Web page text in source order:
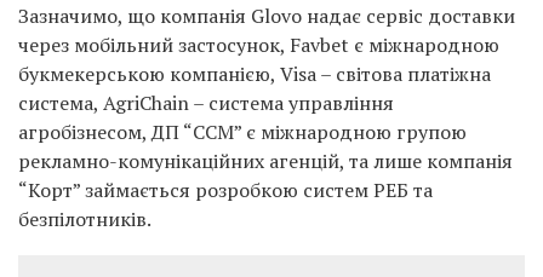
Зазначимо, що компанія Glovo надає сервіс доставки
через мобільний застосунок, Favbet є міжнародною
букмекерською компанією, Visa – світова платіжна
система, AgriChain – система управління
агробізнесом, ДП “ССМ” є міжнародною групою
рекламно-комунікаційних агенцій, та лише компанія
“Корт” займається розробкою систем РЕБ та
безпілотників.